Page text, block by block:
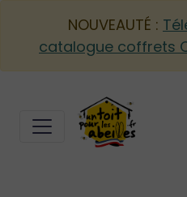
NOUVEAUTÉ :
catalogue coffrets